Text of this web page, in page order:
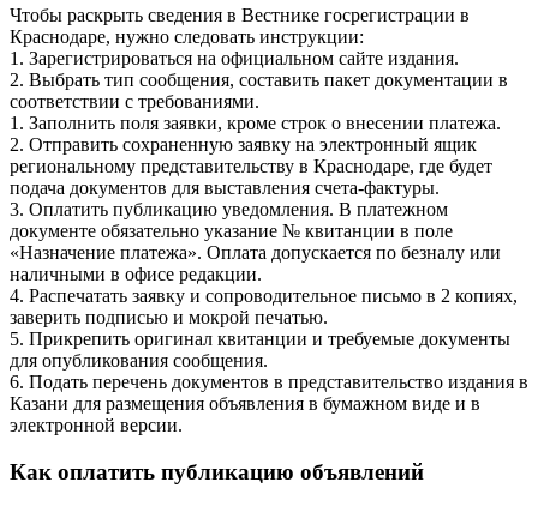
Чтобы раскрыть сведения в Вестнике госрегистрации в
Краснодаре, нужно следовать инструкции:
1. Зарегистрироваться на официальном сайте издания.
2. Выбрать тип сообщения, составить пакет документации в
соответствии с требованиями.
1. Заполнить поля заявки, кроме строк о внесении платежа.
2. Отправить сохраненную заявку на электронный ящик
региональному представительству в Краснодаре, где будет
подача документов для выставления счета-фактуры.
3. Оплатить публикацию уведомления. В платежном
документе обязательно указание № квитанции в поле
«Назначение платежа». Оплата допускается по безналу или
наличными в офисе редакции.
4. Распечатать заявку и сопроводительное письмо в 2 копиях,
заверить подписью и мокрой печатью.
5. Прикрепить оригинал квитанции и требуемые документы
для опубликования сообщения.
6. Подать перечень документов в представительство издания в
Казани для размещения объявления в бумажном виде и в
электронной версии.
Как оплатить публикацию объявлений